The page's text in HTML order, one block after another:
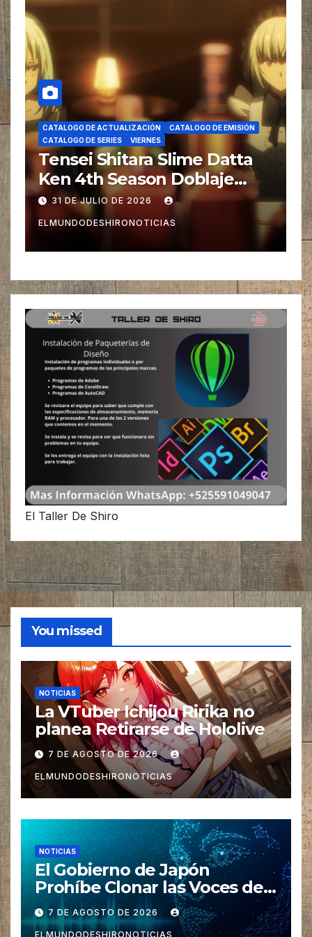
CATALOGO DE ACTUALIZACIÓN
CATALOGO DE EMISIÓN
CATALOGO DE SERIES
JUEVES
Super no Ura de Yani Suu
Futari Doblaje
30 DE JULIO DE 2026
ELMUNDODESHIRONOTICIAS
El Taller De Shiro
You missed
NOTICIAS
La VTuber Ichijou Ririka no
planea Retirarse de Hololive
7 DE AGOSTO DE 2026
ELMUNDODESHIRONOTICIAS
NOTICIAS
El Gobierno de Japón
Prohíbe Clonar las Voces de
los Seiyuus con IA
7 DE AGOSTO DE 2026
ELMUNDODESHIRONOTICIAS